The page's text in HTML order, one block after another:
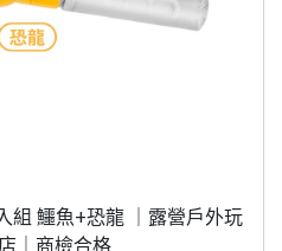
組 鱷魚+恐龍 ｜露營戶外玩
｜商檢合格